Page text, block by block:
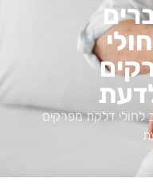
דלקת מפרקים